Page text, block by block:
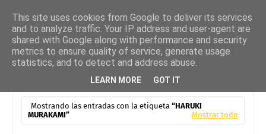
Mostrando las entradas con la etiqueta HARUKI
MURAKAMI
Mostrar todo
This site uses cookies from Google to deliver its services
and to analyze traffic. Your IP address and user-agent are
shared with Google along with performance and security
metrics to ensure quality of service, generate usage
statistics, and to detect and address abuse.
LEARN MORE GOT IT